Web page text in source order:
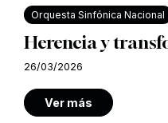
Orquesta Sinfónica Nacional
Herencia y
26/03/2026
Ver más